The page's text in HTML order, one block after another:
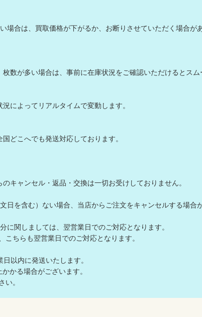
合は、買取価格が下がるか、お断りさせていただく場合が
数が多い場合は、事前に在庫状況をご確認いただけるとスム
によってリアルタイムで変動します。
どこへでも発送対応しております。
キャンセル・返品・交換は一切お受けしておりません。
日を含む）ない場合、当店からご注文をキャンセルする場合
に関しましては、翌営業日でのご対応となります。
こちらも翌営業日でのご対応となります。
以内に発送いたします。
かる場合がございます。
い。